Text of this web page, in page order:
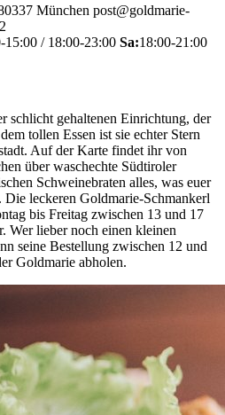
München post@goldmarie-
15:00 / 18:00-23:00 Sa:18:00-21:00
schlicht gehaltenen Einrichtung, der
tollen Essen ist sie echter Stern
Auf der Karte findet ihr von
über waschechte Südtiroler
Schweinebraten alles, was euer
leckeren Goldmarie-Schmankerl
bis Freitag zwischen 13 und 17
Wer lieber noch einen kleinen
seine Bestellung zwischen 12 und
Goldmarie abholen.